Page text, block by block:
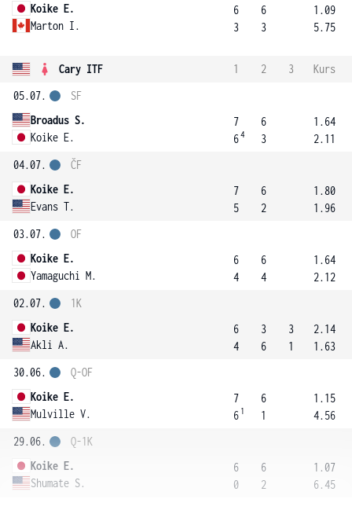
Koike E.
Marton I.
6
3
6
3
1.09
5.75
Cary ITF 1 2 3
Kurs
05.07.
Broadus S.
Koike E.
SF
7
64
6
3
1.64
2.11
04.07.
Koike E.
Evans T.
ČF
7
5
6
2
1.80
1.96
03.07.
Koike E.
Yamaguchi M.
OF
6
4
6
4
1.64
2.12
02.07.
Koike E.
Akli A.
1K
6
4
3
6
3
1
2.14
1.63
30.06.
Koike E.
Mulville V.
Q-OF
7
6 1
6
1
1.15
4.56
29.06.
Koike E.
Shumate S.
Q-1K
6
0
6
2
1.07
6.45